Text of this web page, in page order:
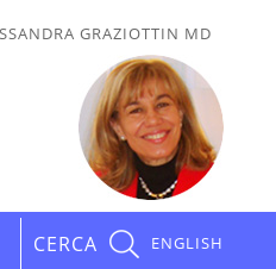
GRAZIOTTIN MD
CERCA ENGLISH